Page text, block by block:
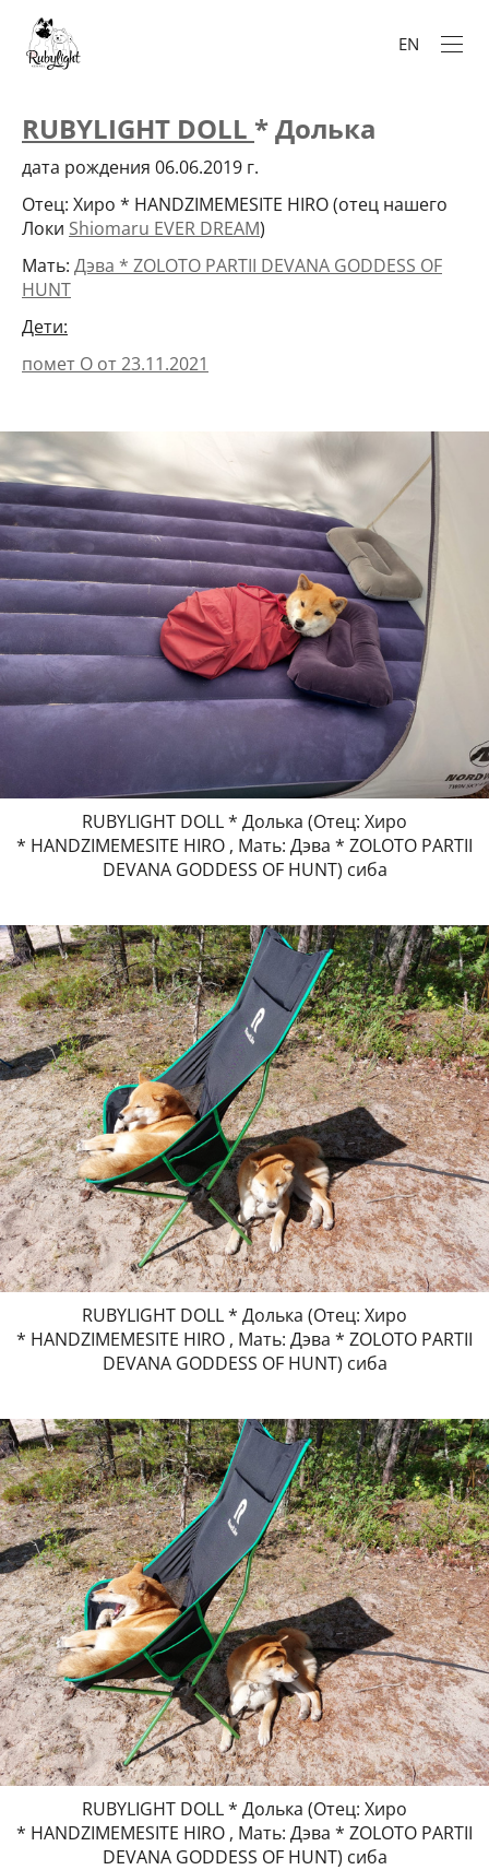
EN
RUBYLIGHT DOLL * Долька
дата рождения 06.06.2019 г.
Отец: Хиро * HANDZIMEMESITE HIRO (отец нашего
Локи Shiomaru EVER DREAM)
Мать: Дэва * ZOLOTO PARTII DEVANA GODDESS OF
HUNT
Дети:
помет О от 23.11.2021
RUBYLIGHT DOLL * Долька (Отец: Хиро
* HANDZIMEMESITE HIRO , Мать: Дэва * ZOLOTO PARTII
DEVANA GODDESS OF HUNT) сиба
RUBYLIGHT DOLL * Долька (Отец: Хиро
* HANDZIMEMESITE HIRO , Мать: Дэва * ZOLOTO PARTII
DEVANA GODDESS OF HUNT) сиба
RUBYLIGHT DOLL * Долька (Отец: Хиро
* HANDZIMEMESITE HIRO , Мать: Дэва * ZOLOTO PARTII
DEVANA GODDESS OF HUNT) сиба